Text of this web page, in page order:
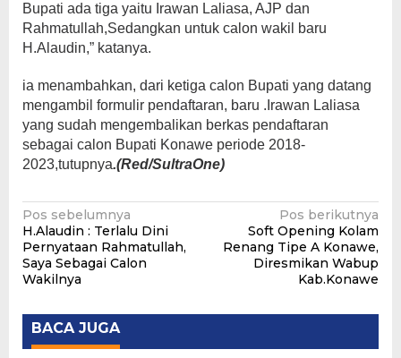
Bupati ada tiga yaitu Irawan Laliasa, AJP dan
Rahmatullah,Sedangkan untuk calon wakil baru
H.Alaudin,” katanya.
ia menambahkan, dari ketiga calon Bupati yang datang
mengambil formulir pendaftaran, baru .Irawan Laliasa
yang sudah mengembalikan berkas pendaftaran
sebagai calon Bupati Konawe periode 2018-
2023,tutupnya.(Red/SultraOne)
Navigasi
pos
Pos sebelumnya
H.Alaudin : Terlalu Dini
Pernyataan Rahmatullah,
Saya Sebagai Calon
Wakilnya
Pos berikutnya
Soft Opening Kolam
Renang Tipe A Konawe,
Diresmikan Wabup
Kab.Konawe
BACA JUGA